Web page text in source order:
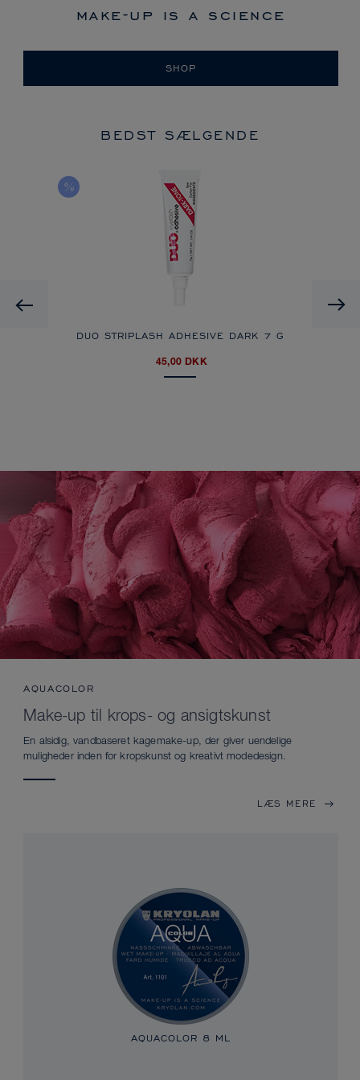
make-up is a science
SHOP
BEDST SÆLGENDE
DUO STRIPLASH ADHESIVE DARK 7 G
45,00 DKK
AQUACOLOR
Make-up til krops- og ansigtskunst
En alsidig, vandbaseret kagemake-up, der giver uendelige
muligheder inden for kropskunst og kreativt modedesign.
LÆS MERE
AQUACOLOR 8 ML